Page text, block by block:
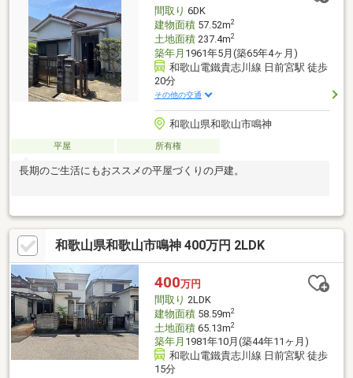
間取り 6DK
建物面積57.52m2
土地面積237.4m2
築年月 1961年5月(築65年4ヶ月)
和歌山電鐵貴志川線 日前宮駅 徒歩
20分
その他の交通
和歌山県和歌山市鳴神
平屋 所有権
長期のご生活にもおススメの平屋づくりの戸建。
和歌山県和歌山市鳴神 400万円 2LDK
400万円
間取り 2LDK
建物面積58.59m2
土地面積65.13m2
築年月 1981年10月(築44年11ヶ月)
和歌山電鐵貴志川線 日前宮駅 徒歩
15分